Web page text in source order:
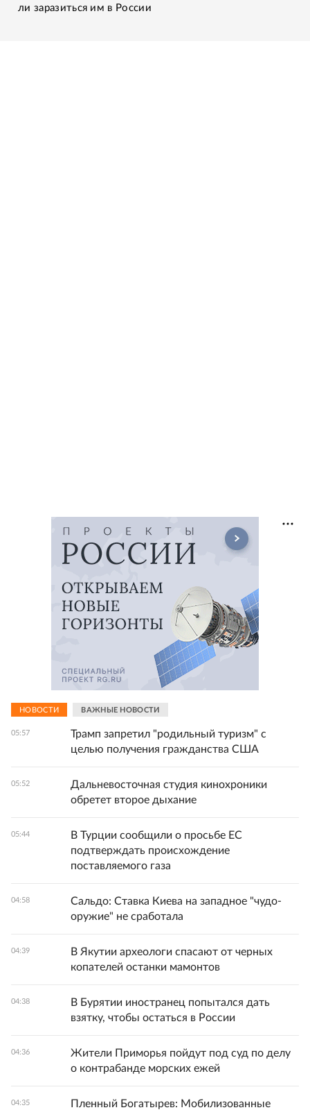
ли заразиться им в России
НОВОСТИ ВАЖНЫЕ НОВОСТИ
05:57
Трамп запретил "родильный туризм" с
целью получения гражданства США
05:52
Дальневосточная студия кинохроники
обретет второе дыхание
05:44
В Турции сообщили о просьбе ЕС
подтверждать происхождение
поставляемого газа
04:58
Сальдо: Ставка Киева на западное "чудо-
оружие" не сработала
04:39
В Якутии археологи спасают от черных
копателей останки мамонтов
04:38
В Бурятии иностранец попытался дать
взятку, чтобы остаться в России
04:36
Жители Приморья пойдут под суд по делу
о контрабанде морских ежей
04:35
Пленный Богатырев: Мобилизованные